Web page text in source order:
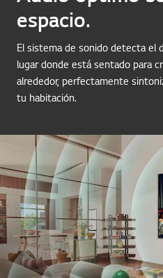
espacio.
El sistema de sonido detecta el
lugar donde está sentado para
alrededor, perfectamente
tu habitación.